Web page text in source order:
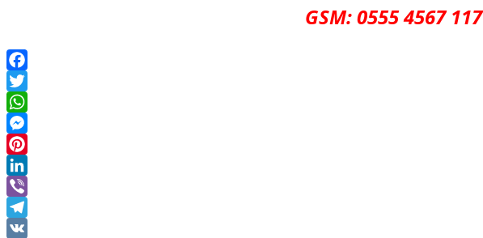
GSM: 0555 4567 117
Facebook
Twitter
WhatsApp
Messenger
Pinterest
LinkedIn
Viber
Telegram